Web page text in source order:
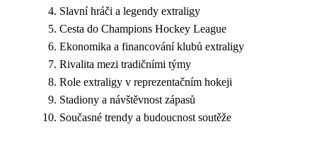
Slavní hráči a legendy extraligy
Cesta do Champions Hockey League
Ekonomika a financování klubů extraligy
Rivalita mezi tradičními týmy
Role extraligy v reprezentačním hokeji
Stadiony a návštěvnost zápasů
Současné trendy a budoucnost soutěže